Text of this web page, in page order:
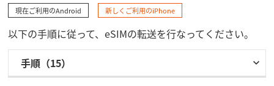
現在ご利用のAndroid 新しくご利用のiPhone
以下の手順に従って、eSIMの転送を行なってください。
手順（15）